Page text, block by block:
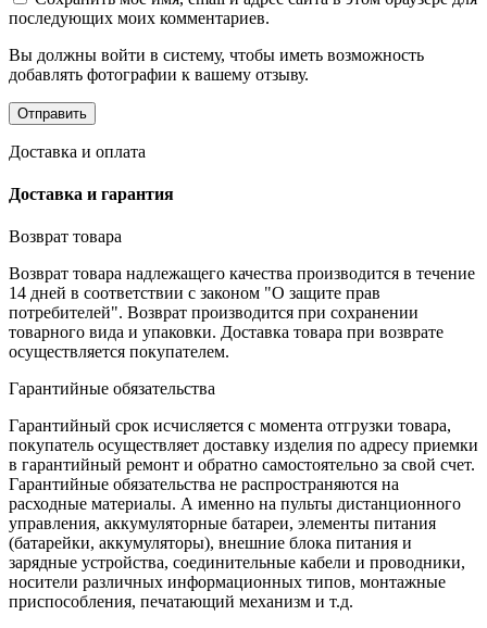
последующих моих комментариев.
Вы должны войти в систему, чтобы иметь возможность
добавлять фотографии к вашему отзыву.
Доставка и оплата
Доставка и гарантия
Возврат товара
Возврат товара надлежащего качества производится в течение
14 дней в соответствии с законом "О защите прав
потребителей". Возврат производится при сохранении
товарного вида и упаковки. Доставка товара при возврате
осуществляется покупателем.
Гарантийные обязательства
Гарантийный срок исчисляется с момента отгрузки товара,
покупатель осуществляет доставку изделия по адресу приемки
в гарантийный ремонт и обратно самостоятельно за свой счет.
Гарантийные обязательства не распространяются на
расходные материалы. А именно на пульты дистанционного
управления, аккумуляторные батареи, элементы питания
(батарейки, аккумуляторы), внешние блока питания и
зарядные устройства, соединительные кабели и проводники,
носители различных информационных типов, монтажные
приспособления, печатающий механизм и т.д.